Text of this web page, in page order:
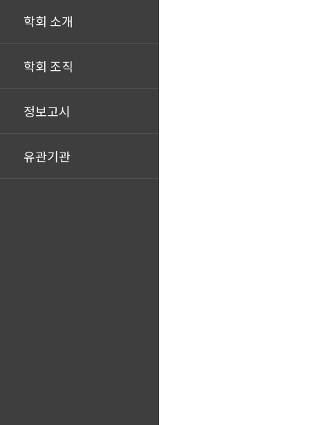
학회 소개
학회 조직
정보고시
유관기관